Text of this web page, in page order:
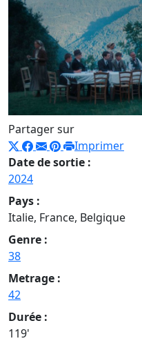
Partager sur
Imprimer
Date de sortie :
2024
Pays :
Italie, France, Belgique
Genre :
38
Metrage :
42
Durée :
119'